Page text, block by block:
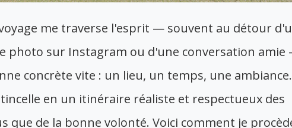
me traverse l'esprit — souvent au détour
photo sur Instagram ou d'une conversation amie
concrète vite : un lieu, un temps, une
en un itinéraire réaliste et respectueux des
que de la bonne volonté. Voici comment je